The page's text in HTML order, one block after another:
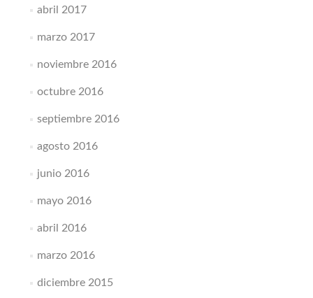
abril 2017
marzo 2017
noviembre 2016
octubre 2016
septiembre 2016
agosto 2016
junio 2016
mayo 2016
abril 2016
marzo 2016
diciembre 2015